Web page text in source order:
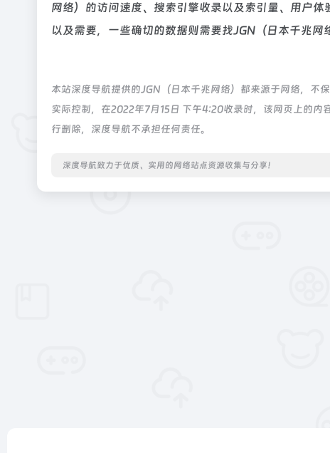
网络）的访问速度、搜索引擎收录以及索引量、用户
以及需要，一些确切的数据则需要找JGN（日本千兆
本站深度导航提供的JGN（日本千兆网络）都来源于网络，不
实际控制，在2022年7月15日 下午4:20收录时，该网页上的
行删除，深度导航不承担任何责任。
深度导航致力于优质、实用的网络站点资源收集与分享！